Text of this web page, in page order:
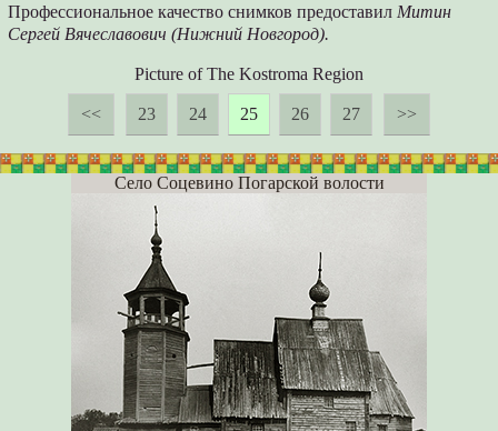
Профессиональное качество снимков предоставил Митин
Сергей Вячеславович (Нижний Новгород).
Picture of The Kostroma Region
<< 23 24 25 26 27 >>
Село Соцевино Погарской волости